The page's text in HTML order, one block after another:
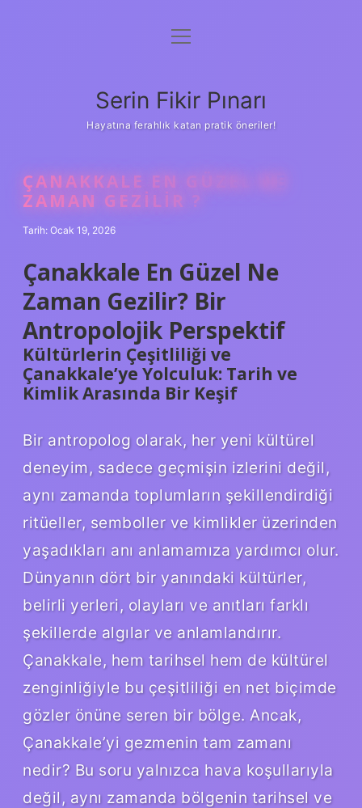
Gizlilik Politikası
Yasal Uyarı
menüyü
Serin Fikir Pınarı
Hayatına ferahlık katan pratik öneriler!
ÇANAKKALE EN GÜZEL NE
ZAMAN GEZILIR ?
Tarih: Ocak 19, 2026
Çanakkale En Güzel Ne
Zaman Gezilir? Bir
Antropolojik Perspektif
Kültürlerin Çeşitliliği ve
Çanakkale’ye Yolculuk: Tarih ve
Kimlik Arasında Bir Keşif
Bir antropolog olarak, her yeni kültürel
deneyim, sadece geçmişin izlerini değil,
aynı zamanda toplumların şekillendirdiği
ritüeller, semboller ve kimlikler üzerinden
yaşadıkları anı anlamamıza yardımcı olur.
Dünyanın dört bir yanındaki kültürler,
belirli yerleri, olayları ve anıtları farklı
şekillerde algılar ve anlamlandırır.
Çanakkale, hem tarihsel hem de kültürel
zenginliğiyle bu çeşitliliği en net biçimde
gözler önüne seren bir bölge. Ancak,
Çanakkale’yi gezmenin tam zamanı
nedir? Bu soru yalnızca hava koşullarıyla
değil, aynı zamanda bölgenin tarihsel ve